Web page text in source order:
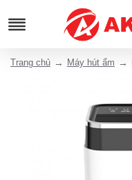
Trang chủ Máy hút ẩm